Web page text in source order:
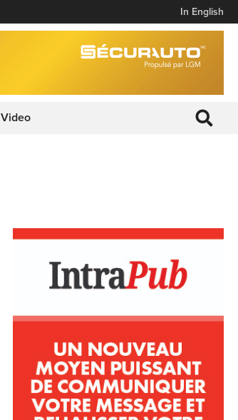
In English
Video